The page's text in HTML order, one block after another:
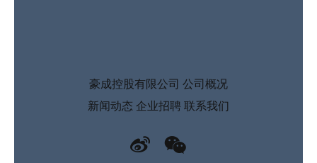
豪成控股有限公司 公司概况
新闻动态 企业招聘 联系我们